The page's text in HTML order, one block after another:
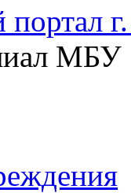
МБУ